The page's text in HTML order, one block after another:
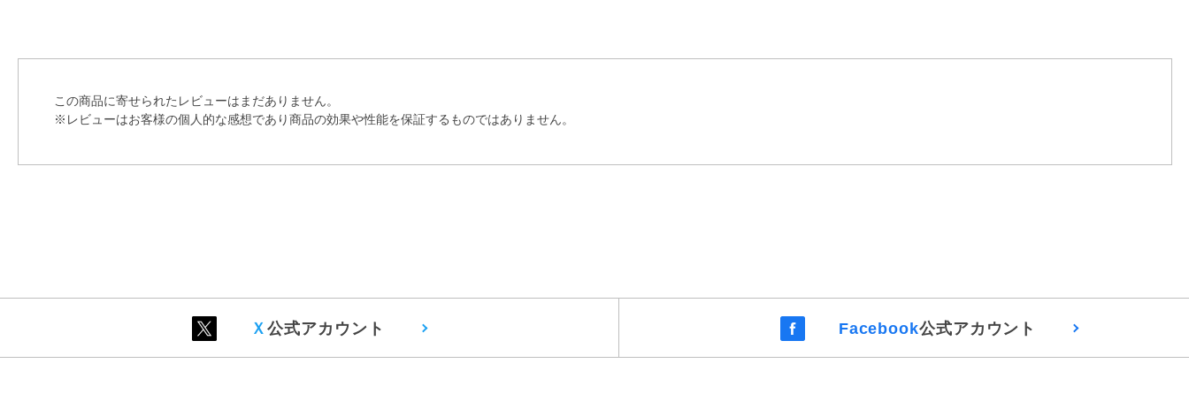
この商品に寄せられたレビューはまだありません。
※レビューはお客様の個人的な感想であり商品の効果や性能を保証するものではありません。
Ｘ公式アカウント Facebook公式アカウント